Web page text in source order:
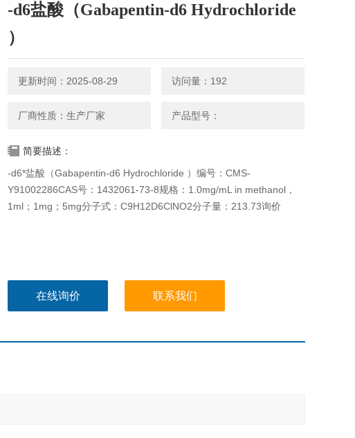
-d6盐酸（Gabapentin-d6 Hydrochloride
）
更新时间：2025-08-29 访问量：192
厂商性质：生产厂家 产品型号：
简要描述：
-d6*盐酸（Gabapentin-d6 Hydrochloride ）编号：CMS-
Y91002286CAS号：1432061-73-8规格：1.0mg/mL in methanol，
1ml；1mg；5mg分子式：C9H12D6ClNO2分子量：213.73询价
在线询价 联系我们